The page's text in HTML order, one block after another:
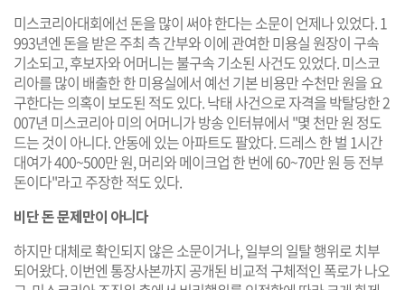
미스코리아대회에선 돈을 많이 써야 한다는 소문이 언제나 있었다. 1
993년엔 돈을 받은 주최 측 간부와 이에 관여한 미용실 원장이 구속
기소되고, 후보자와 어머니는 불구속 기소된 사건도 있었다. 미스코
리아를 많이 배출한 한 미용실에서 예선 기본 비용만 수천만 원을 요
구한다는 의혹이 보도된 적도 있다. 낙태 사건으로 자격을 박탈당한 2
007년 미스코리아 미의 어머니가 방송 인터뷰에서 "몇 천만 원 정도
드는 것이 아니다. 안동에 있는 아파트도 팔았다. 드레스 한 벌 1시간
대여가 400~500만 원, 머리와 메이크업 한 번에 60~70만 원 등 전부
돈이다"라고 주장한 적도 있다.
비단 돈 문제만이 아니다
하지만 대체로 확인되지 않은 소문이거나, 일부의 일탈 행위로 치부
되어왔다. 이번엔 통장사본까지 공개된 비교적 구체적인 폭로가 나오